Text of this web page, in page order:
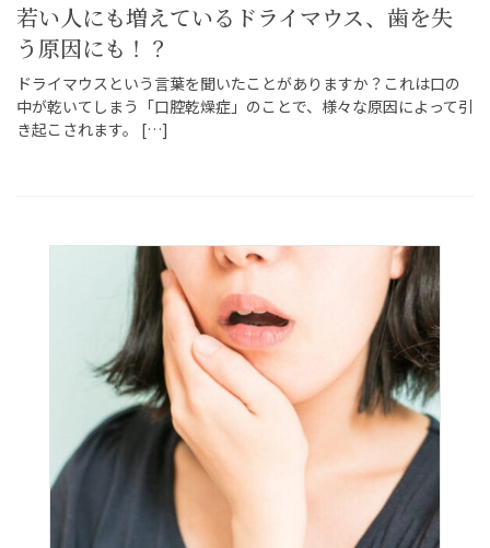
若い人にも増えているドライマウス、歯を失
う原因にも！？
ドライマウスという言葉を聞いたことがありますか？これは口の
中が乾いてしまう「口腔乾燥症」のことで、様々な原因によって引
き起こされます。 […]